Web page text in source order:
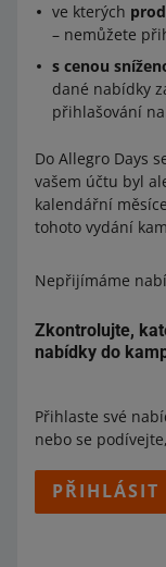
ve kterých
– nemůžete
s cenou
dané nabídky
přihlašování
Do Allegro Days
vašem účtu byl
kalendářní
tohoto vydání
Nepřijímáme
Zkontrolujte,
nabídky do
Počáteční mléka
Elektronika -
tabáku (321903)
Zdraví -
Přihlaste své
nebo se podívejte,